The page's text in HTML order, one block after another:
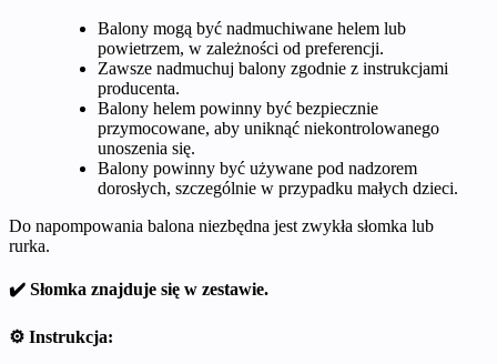
Balony mogą być nadmuchiwane helem lub
powietrzem, w zależności od preferencji.
Zawsze nadmuchuj balony zgodnie z instrukcjami
producenta.
Balony helem powinny być bezpiecznie
przymocowane, aby uniknąć niekontrolowanego
unoszenia się.
Balony powinny być używane pod nadzorem
dorosłych, szczególnie w przypadku małych dzieci.
Do napompowania balona niezbędna jest zwykła słomka lub
rurka.
✔️ Słomka znajduje się w zestawie.
⚙️ Instrukcja: